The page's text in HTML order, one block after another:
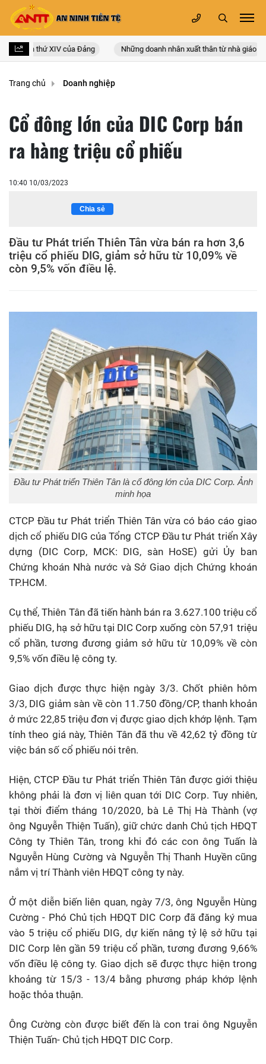
lần thứ XIV của Đảng Những doanh nhân xuất thân từ nhà giáo
Trang chủ Doanh nghiệp
Cổ đông lớn của DIC Corp bán
ra hàng triệu cổ phiếu
10:40 10/03/2023
Chia sẻ
Đầu tư Phát triển Thiên Tân vừa bán ra hơn 3,6
triệu cổ phiếu DIG, giảm sở hữu từ 10,09% về
còn 9,5% vốn điều lệ.
Đầu tư Phát triển Thiên Tân là cổ đông lớn của DIC Corp. Ảnh
minh họa
CTCP Đầu tư Phát triển Thiên Tân vừa có báo cáo giao
dịch cổ phiếu DIG của Tổng CTCP Đầu tư Phát triển Xây
dựng (DIC Corp, MCK: DIG, sàn HoSE) gửi Ủy ban
Chứng khoán Nhà nước và Sở Giao dịch Chứng khoán
TP.HCM.
Cụ thể, Thiên Tân đã tiến hành bán ra 3.627.100 triệu cổ
phiếu DIG, hạ sở hữu tại DIC Corp xuống còn 57,91 triệu
cổ phần, tương đương giảm sở hữu từ 10,09% về còn
9,5% vốn điều lệ công ty.
Giao dịch được thực hiện ngày 3/3. Chốt phiên hôm
3/3, DIG giảm sàn về còn 11.750 đồng/CP, thanh khoản
ở mức 22,85 triệu đơn vị được giao dịch khớp lệnh. Tạm
tính theo giá này, Thiên Tân đã thu về 42,62 tỷ đồng từ
việc bán số cổ phiếu nói trên.
Hiện, CTCP Đầu tư Phát triển Thiên Tân được giới thiệu
không phải là đơn vị liên quan tới DIC Corp. Tuy nhiên,
tại thời điểm tháng 10/2020, bà Lê Thị Hà Thành (vợ
ông Nguyễn Thiện Tuấn), giữ chức danh Chủ tịch HĐQT
Công ty Thiên Tân, trong khi đó các con ông Tuấn là
Nguyễn Hùng Cường và Nguyễn Thị Thanh Huyền cũng
nắm vị trí Thành viên HĐQT công ty này.
Ở một diễn biến liên quan, ngày 7/3, ông Nguyễn Hùng
Cường - Phó Chủ tịch HĐQT DIC Corp đã đăng ký mua
vào 5 triệu cổ phiếu DIG, dự kiến nâng tỷ lệ sở hữu tại
DIC Corp lên gần 59 triệu cổ phần, tương đương 9,66%
vốn điều lệ công ty. Giao dịch sẽ được thực hiện trong
khoảng từ 15/3 - 13/4 bằng phương pháp khớp lệnh
hoặc thỏa thuận.
Ông Cường còn được biết đến là con trai ông Nguyễn
Thiện Tuấn- Chủ tịch HĐQT DIC Corp.